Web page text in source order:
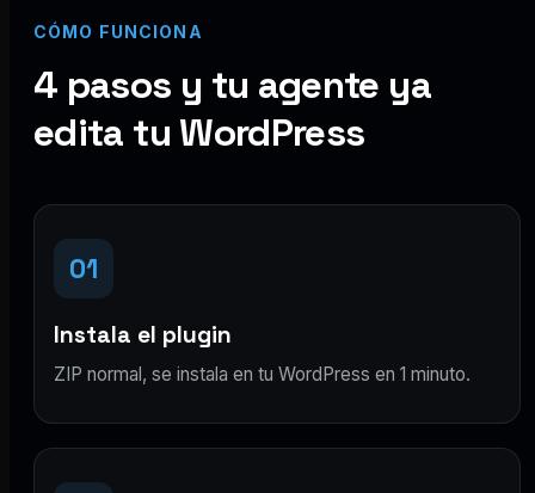
CÓMO FUNCIONA
4 pasos y tu agente ya
edita tu WordPress
01
Instala el plugin
ZIP normal, se instala en tu WordPress en 1 minuto.